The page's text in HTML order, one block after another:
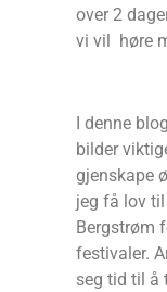
over 2
vi vil høre
I denne
bilder
gjenskape
jeg få lov
Bergstrøm
festivaler.
seg tid til å